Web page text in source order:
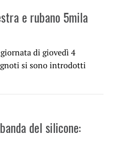
e rubano 5mila
di giovedì 4
si sono introdotti
del silicone: